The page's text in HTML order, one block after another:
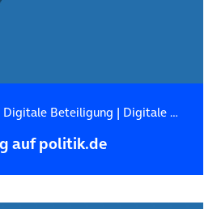
Digitale Beteiligung | Digitale Zukunft
auf politik.de